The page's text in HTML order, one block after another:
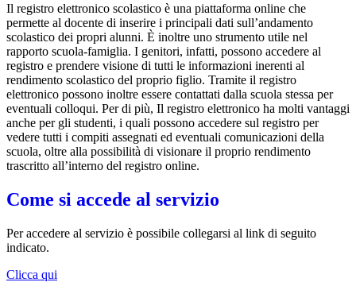
Il registro elettronico scolastico è una piattaforma online che
permette al docente di inserire i principali dati sull’andamento
scolastico dei propri alunni. È inoltre uno strumento utile nel
rapporto scuola-famiglia. I genitori, infatti, possono accedere al
registro e prendere visione di tutti le informazioni inerenti al
rendimento scolastico del proprio figlio. Tramite il registro
elettronico possono inoltre essere contattati dalla scuola stessa per
eventuali colloqui. Per di più, Il registro elettronico ha molti vantaggi
anche per gli studenti, i quali possono accedere sul registro per
vedere tutti i compiti assegnati ed eventuali comunicazioni della
scuola, oltre alla possibilità di visionare il proprio rendimento
trascritto all’interno del registro online.
Come si accede al servizio
Per accedere al servizio è possibile collegarsi al link di seguito
indicato.
Clicca qui